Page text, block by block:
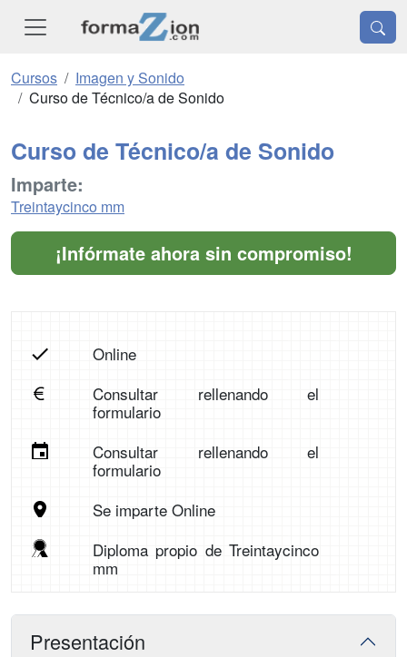
Cursos
Imagen y Sonido
Curso de Técnico/a de Sonido
Curso de Técnico/a de Sonido
Imparte:
Treintaycinco mm
¡Infórmate ahora sin compromiso!
Online
Consultar rellenando el
formulario
Consultar rellenando el
formulario
Se imparte Online
Diploma propio de Treintaycinco
mm
Presentación